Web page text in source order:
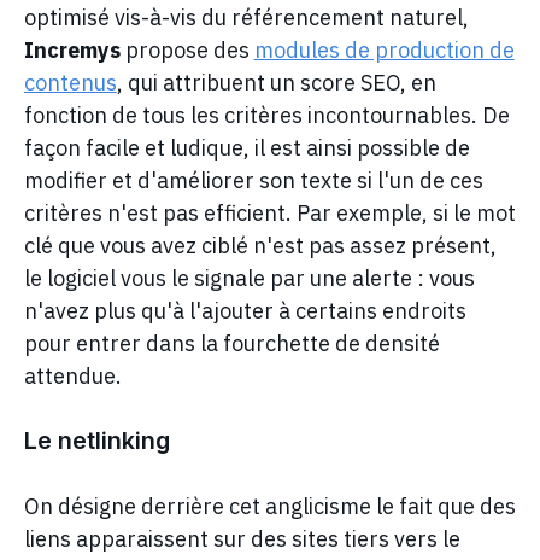
optimisé vis-à-vis du référencement naturel,
Incremyspropose des modules de production de
contenus, qui attribuent un score SEO, en
fonction de tous les critères incontournables. De
façon facile et ludique, il est ainsi possible de
modifier et d'améliorer son texte si l'un de ces
critères n'est pas efficient. Par exemple, si le mot
clé que vous avez ciblé n'est pas assez présent,
le logiciel vous le signale par une alerte : vous
n'avez plus qu'à l'ajouter à certains endroits
pour entrer dans la fourchette de densité
attendue.
Le netlinking
On désigne derrière cet anglicisme le fait que des
liens apparaissent sur des sites tiers vers le